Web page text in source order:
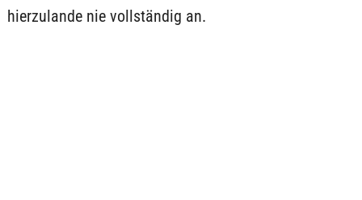
hierzulande nie vollständig an.